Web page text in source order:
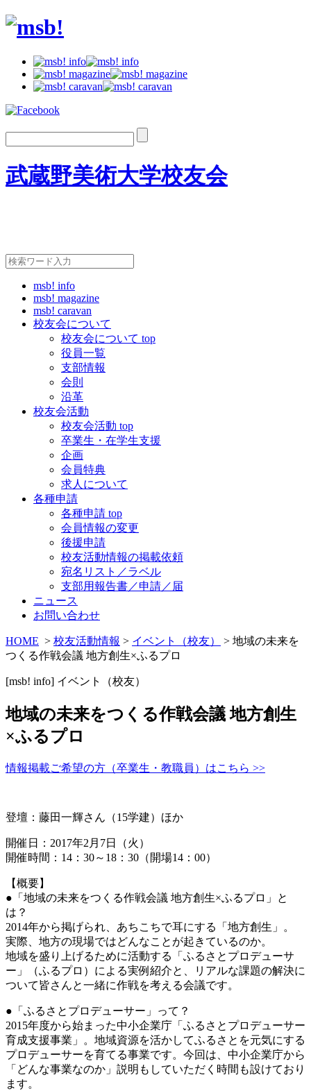
武蔵野美術大学校友会
msb! info
msb! magazine
msb! caravan
校友会について
校友会について top
役員一覧
支部情報
会則
沿革
校友会活動
校友会活動 top
卒業生・在学生支援
企画
会員特典
求人について
各種申請
各種申請 top
会員情報の変更
後援申請
校友活動情報の掲載依頼
宛名リスト／ラベル
支部用報告書／申請／届
ニュース
お問い合わせ
HOME > 校友活動情報 > イベント（校友）
> 地域の未来を
つくる作戦会議 地方創生×ふるプロ
[msb! info] イベント（校友）
地域の未来をつくる作戦会議 地方創生
×ふるプロ
情報掲載ご希望の方（卒業生・教職員）はこちら >>
登壇：藤田一輝さん（15学建）ほか
開催日：2017年2月7日（火）
開催時間：14：30～18：30（開場14：00）
【概要】
●「地域の未来をつくる作戦会議 地方創生×ふるプロ」と
は？
2014年から掲げられ、あちこちで耳にする「地方創生」。
実際、地方の現場ではどんなことが起きているのか。
地域を盛り上げるために活動する「ふるさとプロデューサ
ー」（ふるプロ）による実例紹介と、リアルな課題の解決に
ついて皆さんと一緒に作戦を考える会議です。
●「ふるさとプロデューサー」って？
2015年度から始まった中小企業庁「ふるさとプロデューサー
育成支援事業」。地域資源を活かしてふるさとを元気にする
プロデューサーを育てる事業です。今回は、中小企業庁から
「どんな事業なのか」説明もしていただく時間も設けており
ます。